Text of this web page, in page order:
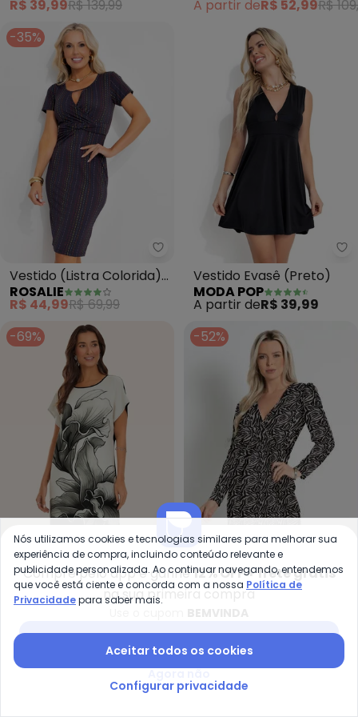
R$ 39,99R$ 139,99
Elastano
A partir deR$ 52,99R$
-35%
Rosalie - Vestido (Listra
Vestido (Listra Colorida)
em Malha
ROSALIE
R$ 44,99R$ 69,99
Vestido Evasê (Preto)
MODA POP
A partir deR$ 39,99
-69%
Rovitex - Vestido Curto
Vestido Curto Feminino
Poly Flex (Preto)
ROVITEX
R$ 40,99R$ 134,99
-52%
Vestido (Zebra) com
Decote Transpassado
MODA POP
-52%
-67%
Compre pelo app e ganhe12% OFF + frete grátis
na sua primeira compra
Nós utilizamos cookies e tecnologias similares para melhorar sua
experiência de compra, incluindo conteúdo relevante e
publicidade personalizada. Ao continuar navegando, entendemos
que você está ciente e concorda com a nossa Política de
Privacidadepara saber mais.
Aceitar todos os cookies
Configurar privacidade